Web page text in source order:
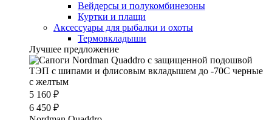
Вейдерсы и полукомбинезоны
Куртки и плащи
Аксессуары для рыбалки и охоты
Термовкладыши
Лучшее предложение
5 160 ₽
6 450 ₽